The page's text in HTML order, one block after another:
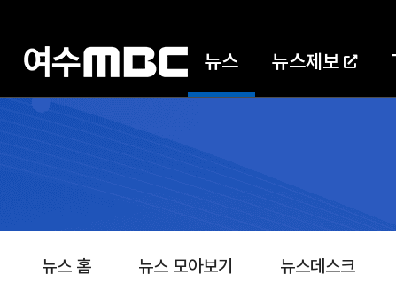
뉴스 뉴스제보
뉴스 홈 뉴스 모아보기 뉴스데스크